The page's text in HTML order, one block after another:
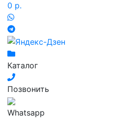
0 р.
Каталог
Позвонить
Whatsapp